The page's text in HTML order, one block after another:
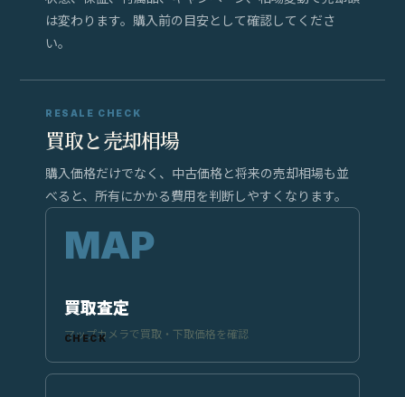
は変わります。購入前の目安として確認してくださ
い。
RESALE CHECK
買取と売却相場
購入価格だけでなく、中古価格と将来の売却相場も並
べると、所有にかかる費用を判断しやすくなります。
買取査定
マップカメラで買取・下取価格を確認